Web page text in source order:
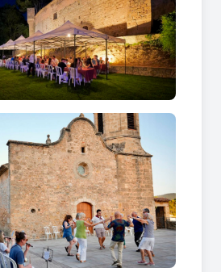
amb els actes
posant punt final a uns
i convivència.